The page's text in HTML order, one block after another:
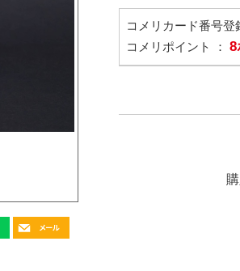
コメリカード番号
コメリポイント ： 8